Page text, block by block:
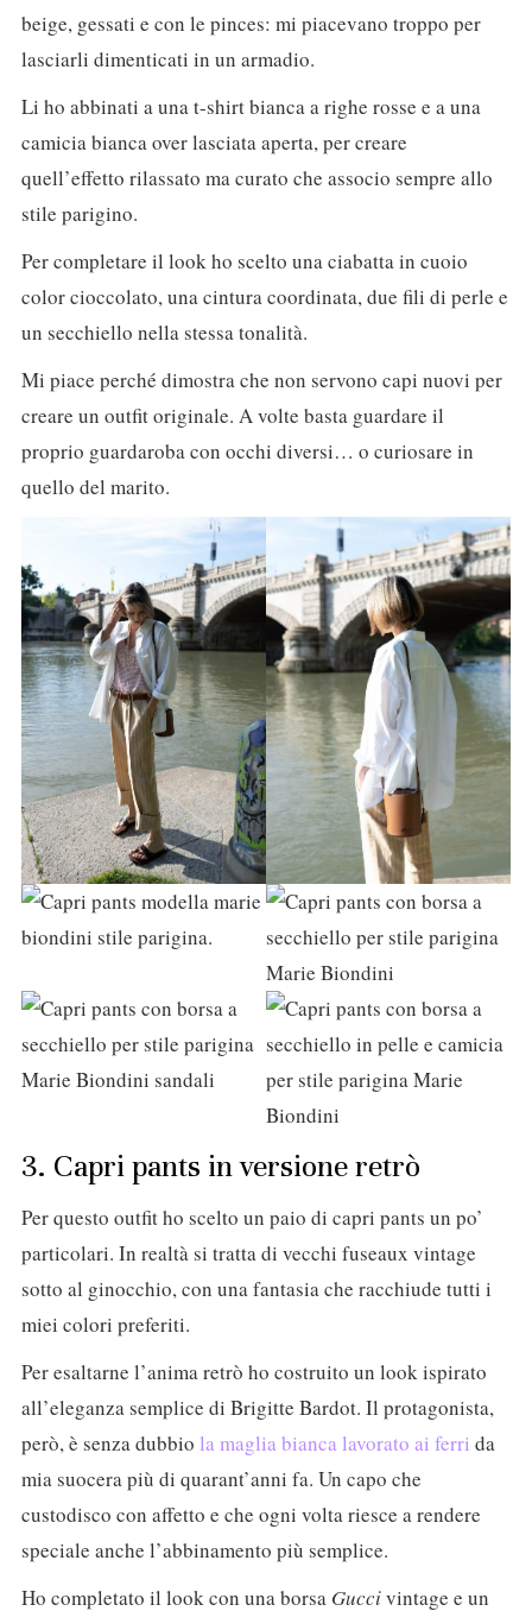
beige, gessati e con le pinces: mi piacevano troppo per
lasciarli dimenticati in un armadio.
Li ho abbinati a una t-shirt bianca a righe rosse e a una
camicia bianca over lasciata aperta, per creare
quell’effetto rilassato ma curato che associo sempre allo
stile parigino.
Per completare il look ho scelto una ciabatta in cuoio
color cioccolato, una cintura coordinata, due fili di perle e
un secchiello nella stessa tonalità.
Mi piace perché dimostra che non servono capi nuovi per
creare un outfit originale. A volte basta guardare il
proprio guardaroba con occhi diversi… o curiosare in
quello del marito.
3. Capri pants in versione retrò
Per questo outfit ho scelto un paio di capri pants un po’
particolari. In realtà si tratta di vecchi fuseaux vintage
sotto al ginocchio, con una fantasia che racchiude tutti i
miei colori preferiti.
Per esaltarne l’anima retrò ho costruito un look ispirato
all’eleganza semplice di Brigitte Bardot. Il protagonista,
però, è senza dubbio la maglia bianca lavorato ai ferri da
mia suocera più di quarant’anni fa. Un capo che
custodisco con affetto e che ogni volta riesce a rendere
speciale anche l’abbinamento più semplice.
Ho completato il look con una borsa Guccivintage e un